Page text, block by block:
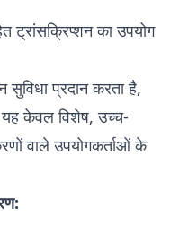
ट्रांसक्रिप्शन का उपयोग
प्रदान करता है,
केवल विशेष, उच्च-
वाले उपयोगकर्ताओं के